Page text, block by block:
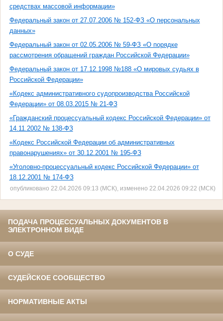
средствах массовой информации»
Федеральный закон от 27.07.2006 № 152-ФЗ «О персональных
данных»
Федеральный закон от 02.05.2006 № 59-ФЗ «О порядке
рассмотрения обращений граждан Российской Федерации»
Федеральный закон от 17.12.1998 №188 «О мировых судьях в
Российской Федерации»
«Кодекс административного судопроизводства Российской
Федерации» от 08.03.2015 № 21-ФЗ
«Гражданский процессуальный кодекс Российской Федерации» от
14.11.2002 № 138-ФЗ
«Кодекс Российской Федерации об административных
правонарушениях» от 30.12.2001 № 195-ФЗ
«Уголовно-процессуальный кодекс Российской Федерации» от
18.12.2001 № 174-ФЗ
опубликовано 22.04.2026 09:13 (МСК), изменено 22.04.2026 09:22 (МСК)
ПОДАЧА ПРОЦЕССУАЛЬНЫХ ДОКУМЕНТОВ В
ЭЛЕКТРОННОМ ВИДЕ
О СУДЕ
СУДЕЙСКОЕ СООБЩЕСТВО
НОРМАТИВНЫЕ АКТЫ